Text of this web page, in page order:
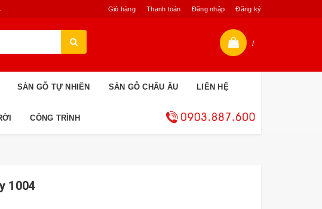
Giỏ hàng Thanh toán Đăng nhập Đăng ký
/
SÀN GỖ TỰ NHIÊN SÀN GỖ CHÂU ÂU LIÊN HỆ
CÔNG TRÌNH
1004